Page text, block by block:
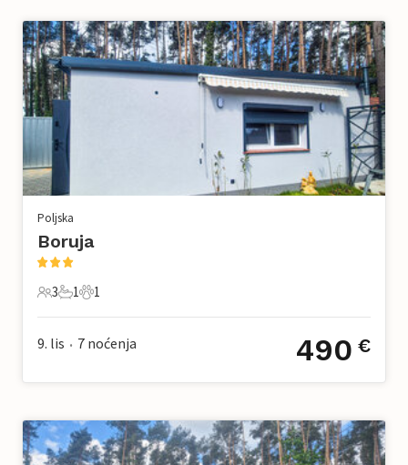
Poljska
Boruja
3 Gosti
3
1 Kupaonica
1
1 Kućni ljubimac
1
9. lis • 7 noćenja 490 €